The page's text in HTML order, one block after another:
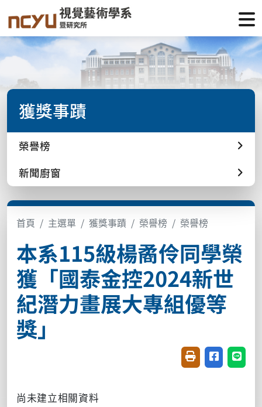
獲獎事蹟
榮譽榜
新聞廚窗
首頁 主選單 獲獎事蹟 榮譽榜 榮譽榜
本系115級楊矞伶同學榮
獲「國泰金控2024新世
紀潛力畫展大專組優等
獎」
友善列印(開新視
分享至臉書
分享
尚未建立相關資料